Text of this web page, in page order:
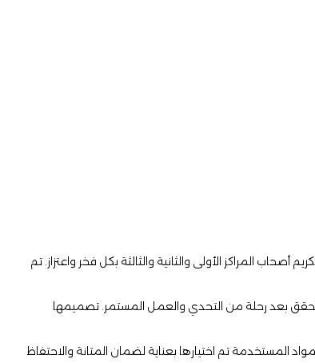
أصحاب المراكز الأولى والثانية والثالثة بكل فخر واعتزاز. تم
تحقق بعد رحلة من التحدي والعمل المستمر. تصميمها
المستخدمة تم اختيارها بعناية لضمان المتانة والاحتفاظ